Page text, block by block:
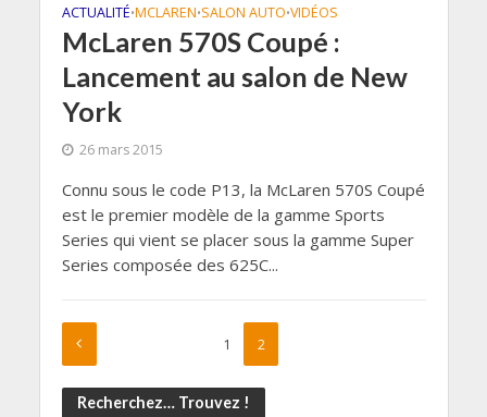
ACTUALITÉ•MCLAREN•SALON AUTO•VIDÉOS
McLaren 570S Coupé :
Lancement au salon de New
York
26 mars 2015
Connu sous le code P13, la McLaren 570S Coupé
est le premier modèle de la gamme Sports
Series qui vient se placer sous la gamme Super
Series composée des 625C...
1 2
Recherchez… Trouvez !